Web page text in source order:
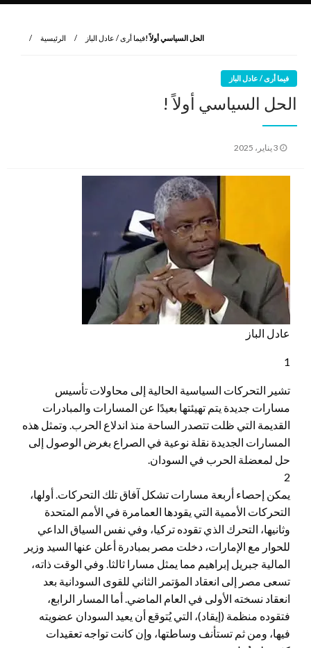
نروي لتعرف
الرئيسية فيما أرى / عادل البازالحل السياسي أولاً !
فيما أرى / عادل الباز
الحل السياسي أولاً !
نُشر
3 يناير، 2025
عادل الباز
1
تشير التحركات السياسية الحالية إلى محاولات تأسيس
مسارات جديدة يتم تهيئتها بعيدًا عن المسارات والمبادرات
القديمة التي ظلت تتصدر الساحة منذ اندلاع الحرب. وتمثل هذه
المسارات الجديدة نقلة نوعية في الصراع بغرض الوصول إلى
حل لمعضلة الحرب في السودان.
2
يمكن إحصاء أربعة مسارات تشكل آفاق تلك التحركات. أولها،
التحركات الأممية التي يقودها العمامرة في الأمم المتحدة
وثانيها، التحرك الذي تقوده تركيا، وفي نفس السياق الداعي
للحوار مع الإمارات، دخلت مصر بمبادرة أعلن عنها السيد وزير
المالية جبريل إبراهيم مما يمثل مسارا ثالثا. وفي الوقت ذاته،
تسعى مصر إلى انعقاد المؤتمر الثاني للقوى السودانية بعد
انعقاد نسخته الأولى في العام الماضي. أما المسار الرابع،
فتقوده منظمة (إيقاد)، التي يُتوقع أن يعيد السودان عضويته
فيها، ومن ثم تستأنف وساطتها، وإن كانت تواجه تعقيدات